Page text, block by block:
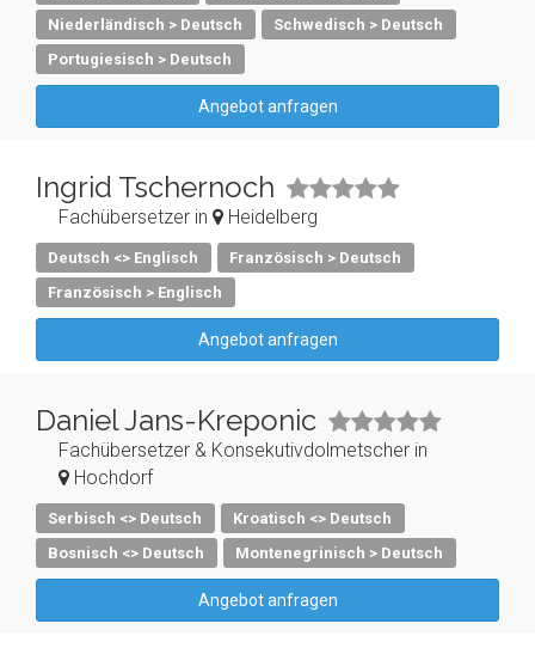
Niederländisch > Deutsch
Schwedisch > Deutsch
Portugiesisch > Deutsch
Angebot anfragen
Ingrid Tschernoch
Fachübersetzer in Heidelberg
Deutsch <> Englisch
Französisch > Deutsch
Französisch > Englisch
Angebot anfragen
Daniel Jans-Kreponic
Fachübersetzer & Konsekutivdolmetscher in
Hochdorf
Serbisch <> Deutsch
Kroatisch <> Deutsch
Bosnisch <> Deutsch
Montenegrinisch > Deutsch
Angebot anfragen